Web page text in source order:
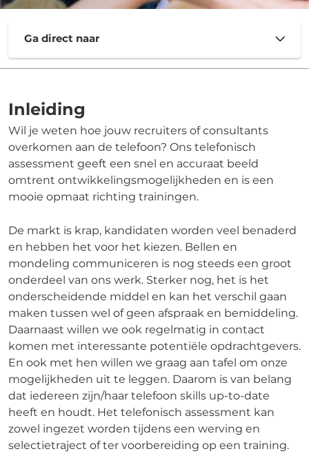
Ga direct naar
Inleiding
Wil je weten hoe jouw recruiters of consultants
overkomen aan de telefoon? Ons telefonisch
assessment geeft een snel en accuraat beeld
omtrent ontwikkelingsmogelijkheden en is een
mooie opmaat richting trainingen.
De markt is krap, kandidaten worden veel benaderd
en hebben het voor het kiezen. Bellen en
mondeling communiceren is nog steeds een groot
onderdeel van ons werk. Sterker nog, het is het
onderscheidende middel en kan het verschil gaan
maken tussen wel of geen afspraak en bemiddeling.
Daarnaast willen we ook regelmatig in contact
komen met interessante potentiële opdrachtgevers.
En ook met hen willen we graag aan tafel om onze
mogelijkheden uit te leggen. Daarom is van belang
dat iedereen zijn/haar telefoon skills up-to-date
heeft en houdt. Het telefonisch assessment kan
zowel ingezet worden tijdens een werving en
selectietraject of ter voorbereiding op een training.